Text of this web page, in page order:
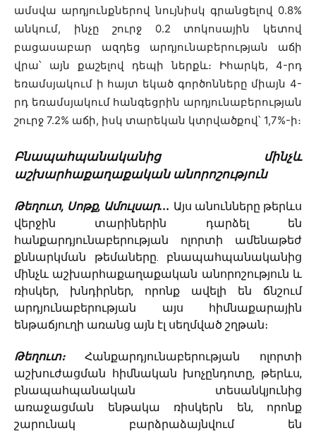
ամսվա արդյունքներով նույնիսկ գրանցելով 0.8%
անկում, ինչը շուրջ 0.2 տոկոսային կետով
բացասաբար ազդեց արդյունաբերության աճի
վրա՝ այն քաշելով դեպի ներքև։ Իհարկե, 4-րդ
եռամսյակում ի հայտ եկած գործոնները միայն 4-
րդ եռամսյակում հանգեցրին արդյունաբերության
շուրջ 7.2% աճի, իսկ տարեկան կտրվածքով՝ 1,7%-ի։
Բնապահպանականից մինչև
աշխարհաքաղաքական անորոշություն
Թեղուտ, Սոթք, Ամուլսար․․․ Այս անունները թերևս
վերջին տարիներին դարձել են
հանքարդյունաբերության ոլորտի ամենաթեժ
քննարկման թեմաները․ բնապահպանականից
մինչև աշխարհաքաղաքական անորոշություն և
ռիսկեր, խնդիրներ, որոնք ավելի են ճնշում
արդյունաբերության այս հիմնաքարային
ենթաճյուղի առանց այն էլ սեղմված շղթան։
Թեղուտ։
Հանքարդյունաբերության ոլորտի
աշխուժացման հիմնական խոչընդոտը, թերևս,
բնապահպանական տեսանկյունից
առաջացման ենթակա ռիսկերն են, որոնք
շարունակ բարձրաձայնվում են